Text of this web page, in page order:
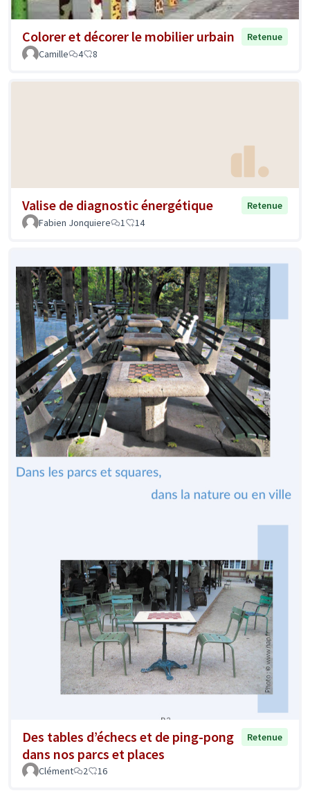
Colorer et décorer le mobilier urbain
Retenue
Camille
4 8
Valise de diagnostic énergétique
Retenue
Fabien Jonquiere
1 14
Des tables d’échecs et de ping-pong
dans nos parcs et places
Retenue
Clément 2 16